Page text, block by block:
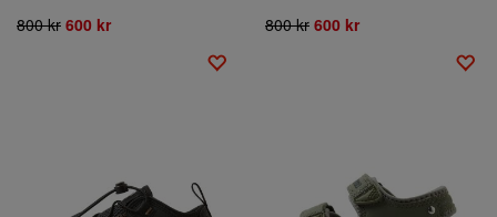
800 kr 600 kr 800 kr 600 kr